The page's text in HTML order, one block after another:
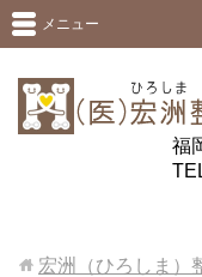
福
メニュー
宏洲（ひろしま）